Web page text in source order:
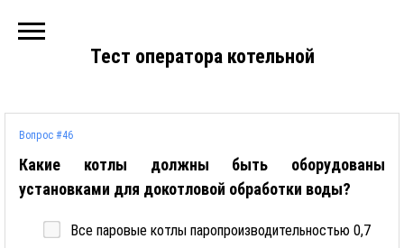
Тест оператора котельной
Вопрос #46
Какие котлы должны быть оборудованы
установками для докотловой обработки воды?
Все паровые котлы паропроизводительностью 0,7